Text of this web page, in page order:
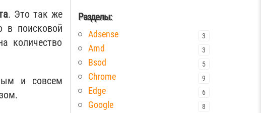
. Это так же
в поисковой
количество
и совсем
Разделы:
Adsense 3
Amd 3
Bsod 5
Chrome 9
Edge 6
Google 8